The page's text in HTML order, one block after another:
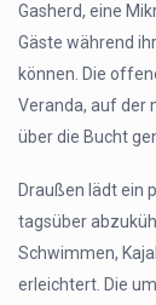
Gasherd, eine
Gäste während
können. Die
Veranda, auf der
über die Bucht
Draußen lädt ein
tagsüber
Schwimmen,
erleichtert. Die